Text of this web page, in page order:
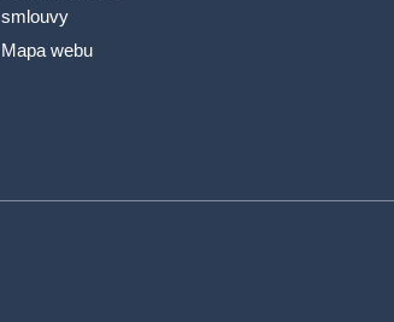
smlouvy
Mapa webu